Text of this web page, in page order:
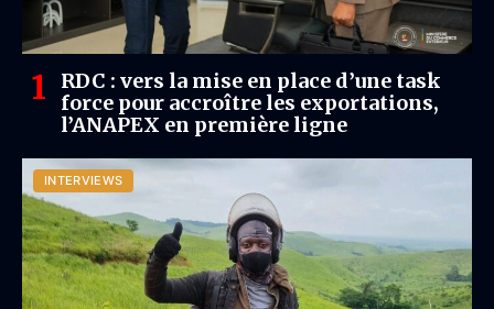
RDC : vers la mise en place d’une task
force pour accroître les exportations,
l’ANAPEX en première ligne
INTERVIEWS